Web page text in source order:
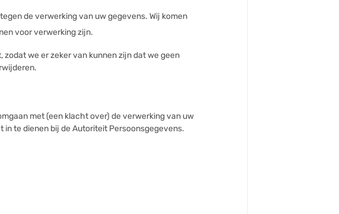
de verwerking van uw gegevens. Wij komen
voor verwerking zijn.
we er zeker van kunnen zijn dat we geen
met (een klacht over) de verwerking van uw
te dienen bij de Autoriteit Persoonsgegevens.